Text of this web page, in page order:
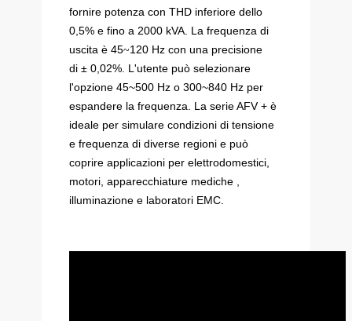
fornire potenza con THD inferiore dello
0,5% e fino a 2000 kVA. La frequenza di
uscita è 45~120 Hz con una precisione
di ± 0,02%. L'utente può selezionare
l'opzione 45~500 Hz o 300~840 Hz per
espandere la frequenza. La serie AFV + è
ideale per simulare condizioni di tensione
e frequenza di diverse regioni e può
coprire applicazioni per elettrodomestici,
motori, apparecchiature mediche ,
illuminazione e laboratori EMC